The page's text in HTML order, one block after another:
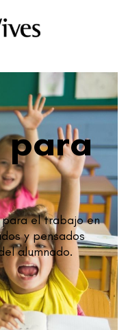
para
el trabajo en
y pensados
alumnado.